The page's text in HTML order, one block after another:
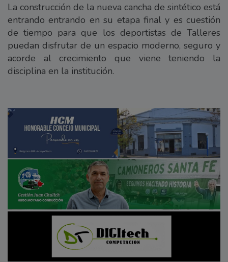
La construcción de la nueva cancha de sintético está
entrando entrando en su etapa final y es cuestión
de tiempo para que los deportistas de Talleres
puedan disfrutar de un espacio moderno, seguro y
acorde al crecimiento que viene teniendo la
disciplina en la institución.